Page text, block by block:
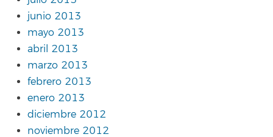
junio 2013
mayo 2013
abril 2013
marzo 2013
febrero 2013
enero 2013
diciembre 2012
noviembre 2012